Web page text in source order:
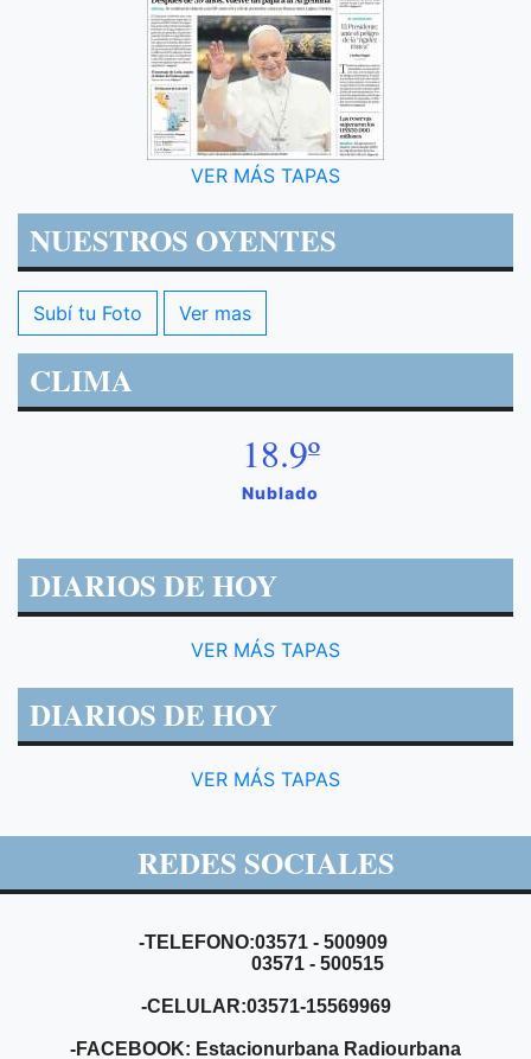
VER MÁS TAPAS
NUESTROS OYENTES
Subí tu Foto Ver mas
CLIMA
18.9º
Nublado
DIARIOS DE HOY
VER MÁS TAPAS
DIARIOS DE HOY
VER MÁS TAPAS
REDES SOCIALES
-TELEFONO:03571 - 500909
03571 - 500515
-CELULAR:03571-15569969
-FACEBOOK: Estacionurbana Radiourbana